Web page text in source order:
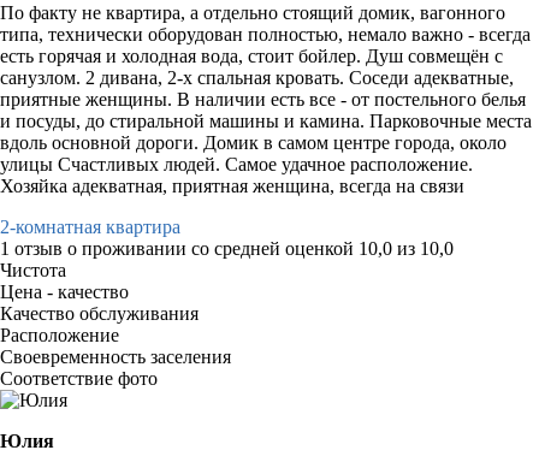
По факту не квартира, а отдельно стоящий домик, вагонного
типа, технически оборудован полностью, немало важно - всегда
есть горячая и холодная вода, стоит бойлер. Душ совмещён с
санузлом. 2 дивана, 2-х спальная кровать. Соседи адекватные,
приятные женщины. В наличии есть все - от постельного белья
и посуды, до стиральной машины и камина. Парковочные места
вдоль основной дороги. Домик в самом центре города, около
улицы Счастливых людей. Самое удачное расположение.
Хозяйка адекватная, приятная женщина, всегда на связи
2-комнатная квартира
1 отзыв о проживании со средней оценкой 10,0 из 10,0
Чистота
Цена - качество
Качество обслуживания
Расположение
Своевременность заселения
Соответствие фото
Юлия